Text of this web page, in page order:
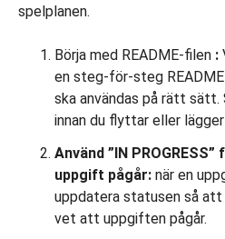
spelplanen.
Börja med README-filen :
en steg-för-steg
ska användas på rätt
innan du flyttar eller
Använd ”IN
uppgift pågår: när en
uppdatera statusen så att
vet att uppgiften pågår.